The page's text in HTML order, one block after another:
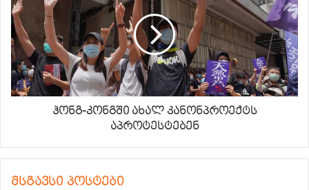
ჰონგ-კონგში ახალ კანონპროექტს
აპროტესტებენ
მსგავსი პოსტები